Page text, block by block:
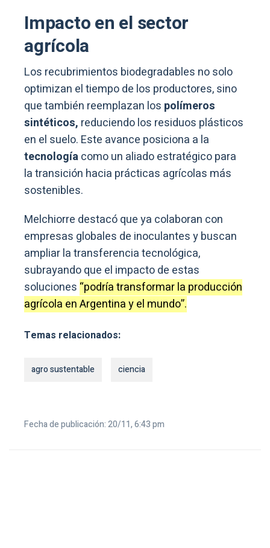
Impacto en el sector
agrícola
Los recubrimientos biodegradables no solo
optimizan el tiempo de los productores, sino
que también reemplazan los polímeros
sintéticos, reduciendo los residuos plásticos
en el suelo. Este avance posiciona a la
tecnologíacomo un aliado estratégico para
la transición hacia prácticas agrícolas más
sostenibles.
Melchiorre destacó que ya colaboran con
empresas globales de inoculantes y buscan
ampliar la transferencia tecnológica,
subrayando que el impacto de estas
soluciones “podría transformar la producción
agrícola en Argentina y el mundo”.
Temas relacionados:
agro sustentable ciencia
Fecha de publicación: 20/11, 6:43 pm